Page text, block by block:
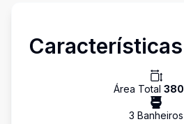
Características
Área Total 380
3 Banheiros